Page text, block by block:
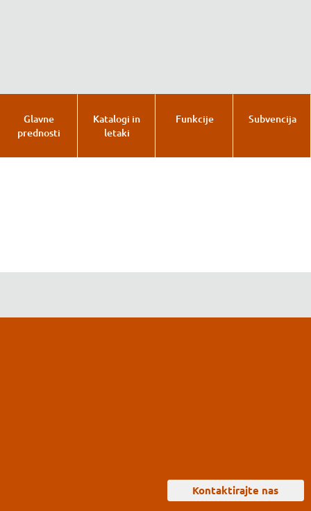
Glavne
prednosti
Katalogi in
letaki
Funkcije Subvencija
Kontaktirajte nas